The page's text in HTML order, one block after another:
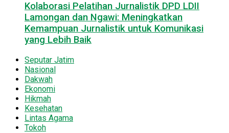
Kolaborasi Pelatihan Jurnalistik DPD LDII
Lamongan dan Ngawi: Meningkatkan
Kemampuan Jurnalistik untuk Komunikasi
yang Lebih Baik
Seputar Jatim
Nasional
Dakwah
Ekonomi
Hikmah
Kesehatan
Lintas Agama
Tokoh